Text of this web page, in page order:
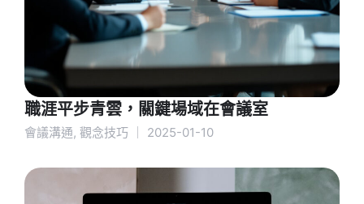
職涯平步青雲，關鍵場域在會議室
會議溝通, 觀念技巧 2025-01-10